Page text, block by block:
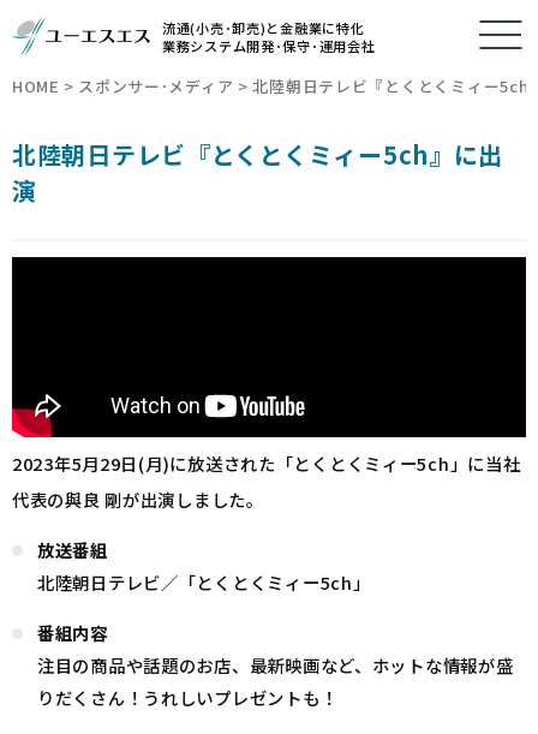
流通(小売･卸売)と金融業に特化
業務システム開発･保守･運用会社
HOME > スポンサー･メディア >北陸朝日テレビ『とくとくミィー5ch
北陸朝日テレビ『とくとくミィー5ch』に出
演
2023年5月29日(月)に放送された「とくとくミィー5ch」に当社
代表の與良 剛が出演しました。
放送番組
北陸朝日テレビ／「とくとくミィー5ch」
番組内容
注目の商品や話題のお店、最新映画など、ホットな情報が盛
りだくさん！うれしいプレゼントも！